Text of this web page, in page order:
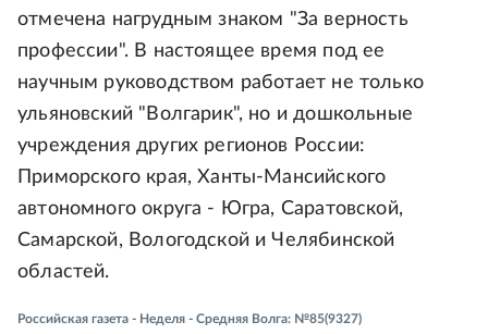
отмечена нагрудным знаком "За верность
профессии". В настоящее время под ее
научным руководством работает не только
ульяновский "Волгарик", но и дошкольные
учреждения других регионов России:
Приморского края, Ханты-Мансийского
автономного округа - Югра, Саратовской,
Самарской, Вологодской и Челябинской
областей.
Российская газета - Неделя - Средняя Волга: №85(9327)